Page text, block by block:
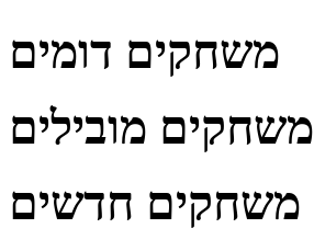
משחקים דומים
משחקים מובילים
משחקים חדשים